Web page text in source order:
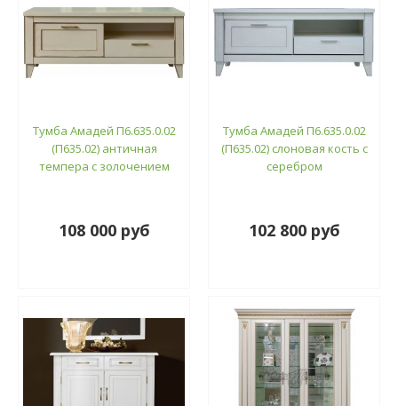
Тумба Амадей П6.635.0.02
(П635.02) античная
темпера с золочением
108 000 руб
Тумба Амадей П6.635.0.02
(П635.02) слоновая кость с
серебром
102 800 руб